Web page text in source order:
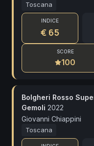
Toscana
INDICE
€ 65
SCORE
100
Bolgheri Rosso
Gemoli 2022
Giovanni Chiappini
Toscana